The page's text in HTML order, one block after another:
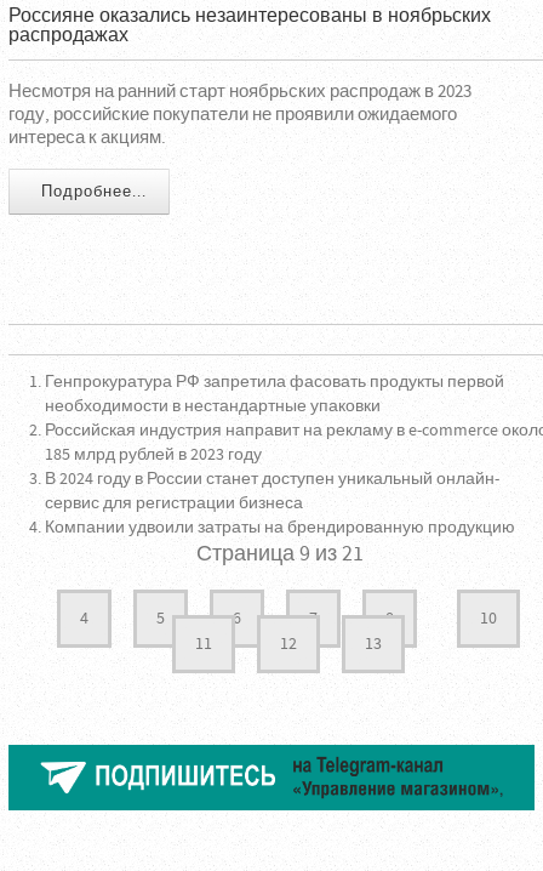
Россияне оказались незаинтересованы в ноябрьских
распродажах
Несмотря на ранний старт ноябрьских распродаж в 2023
году, российские покупатели не проявили ожидаемого
интереса к акциям.
Подробнее...
Генпрокуратура РФ запретила фасовать продукты первой
необходимости в нестандартные упаковки
Российская индустрия направит на рекламу в e-commerce
185 млрд рублей в 2023 году
В 2024 году в России станет доступен уникальный онлайн-
сервис для регистрации бизнеса
Компании удвоили затраты на брендированную продукцию
Страница 9 из 21
4 5 6 7 8
10
11
12 13